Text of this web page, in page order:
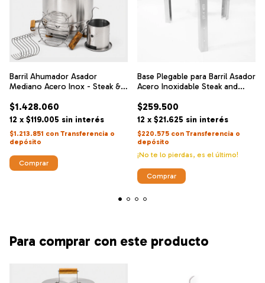
Barril Ahumador Asador
Mediano Acero Inox - Steak &
$1.428.060
12 x $119.005 sin interés
$1.213.851 con Transferencia o
depósito
Base Plegable para Barril Asador
Acero Inoxidable Steak and
$259.500
12 x $21.625 sin interés
$220.575 con Transferencia o
depósito
¡No te lo pierdas, es el último!
Para comprar con este producto